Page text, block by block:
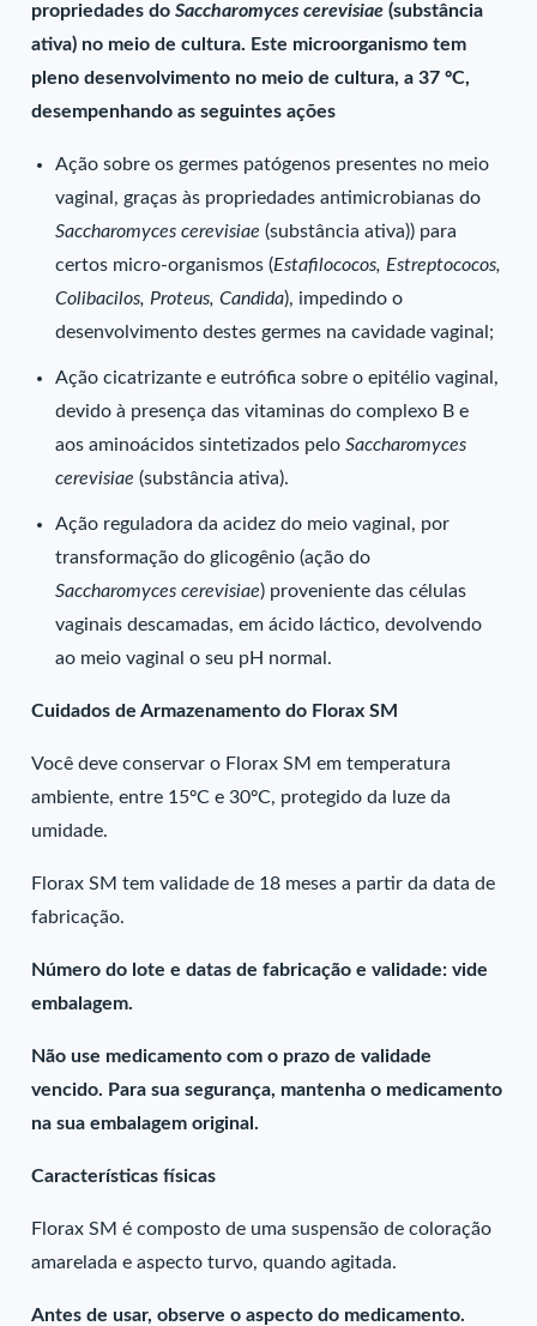
propriedades doSaccharomyces cerevisiae (substância
ativa) no meio de cultura. Este microorganismo tem
pleno desenvolvimento no meio de cultura, a 37 ºC,
desempenhando as seguintes ações
Ação sobre os germes patógenos presentes no meio
vaginal, graças às propriedades antimicrobianas do
Saccharomyces cerevisiae (substância ativa)) para
certos micro-organismos (Estafilococos, Estreptococos,
Colibacilos, Proteus, Candida), impedindo o
desenvolvimento destes germes na cavidade vaginal;
Ação cicatrizante e eutrófica sobre o epitélio vaginal,
devido à presença das vitaminas do complexo B e
aos aminoácidos sintetizados pelo Saccharomyces
cerevisiae (substância ativa).
Ação reguladora da acidez do meio vaginal, por
transformação do glicogênio (ação do
Saccharomyces cerevisiae) proveniente das células
vaginais descamadas, em ácido láctico, devolvendo
ao meio vaginal o seu pH normal.
Cuidados de Armazenamento do Florax SM
Você deve conservar o Florax SM em temperatura
ambiente, entre 15ºC e 30ºC, protegido da luze da
umidade.
Florax SM tem validade de 18 meses a partir da data de
fabricação.
Número do lote e datas de fabricação e validade: vide
embalagem.
Não use medicamento com o prazo de validade
vencido. Para sua segurança, mantenha o medicamento
na sua embalagem original.
Características físicas
Florax SM é composto de uma suspensão de coloração
amarelada e aspecto turvo, quando agitada.
Antes de usar, observe o aspecto do medicamento.